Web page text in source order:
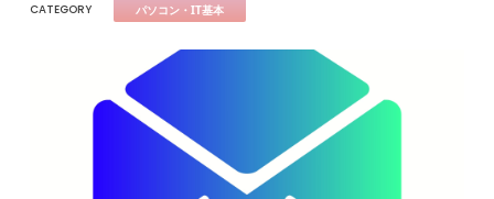
CATEGORY パソコン・IT基本